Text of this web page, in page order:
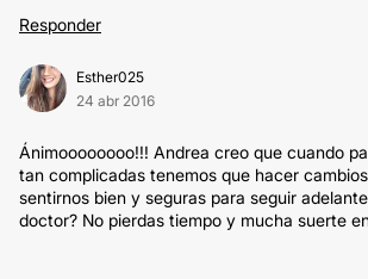
Responder
Esther025
24 abr 2016
Ánimoooooooo!!! Andrea creo que cuando
tan complicadas tenemos que hacer
sentirnos bien y seguras para seguir
doctor? No pierdas tiempo y mucha suerte